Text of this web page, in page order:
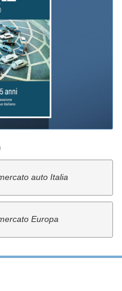
auto Italia
Europa